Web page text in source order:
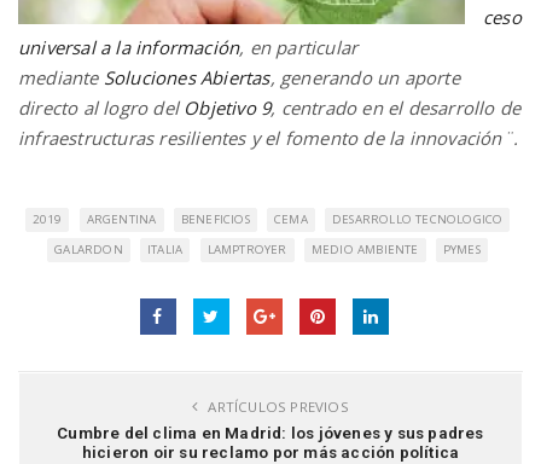
ceso
universal a la información, en particular
mediante Soluciones Abiertas, generando un aporte
directo al logro del Objetivo 9, centrado en el desarrollo de
infraestructuras resilientes y el fomento de la innovación¨.
2019 ARGENTINA BENEFICIOS CEMA
DESARROLLO TECNOLOGICO
GALARDON
ITALIA LAMPTROYER MEDIO AMBIENTE PYMES
ARTÍCULOS PREVIOS
Cumbre del clima en Madrid: los jóvenes y sus padres
hicieron oir su reclamo por más acción política